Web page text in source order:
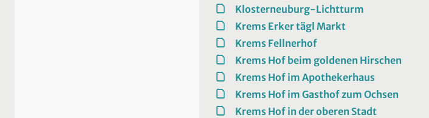
Klosterneuburg-Lichtturm
Krems Erker tägl Markt
Krems Fellnerhof
Krems Hof beim goldenen Hirschen
Krems Hof im Apothekerhaus
Krems Hof im Gasthof zum Ochsen
Krems Hof in der oberen Stadt